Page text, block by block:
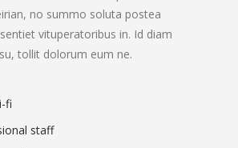
no summo soluta postea
vituperatoribus in. Id diam
tollit dolorum eum ne.
fi
staff